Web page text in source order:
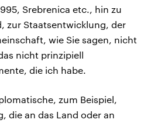
Srebrenica etc., hin zu
zur Staatsentwicklung, der
wie Sie sagen, nicht
nicht prinzipiell
die ich habe.
zum Beispiel,
die an das Land oder an